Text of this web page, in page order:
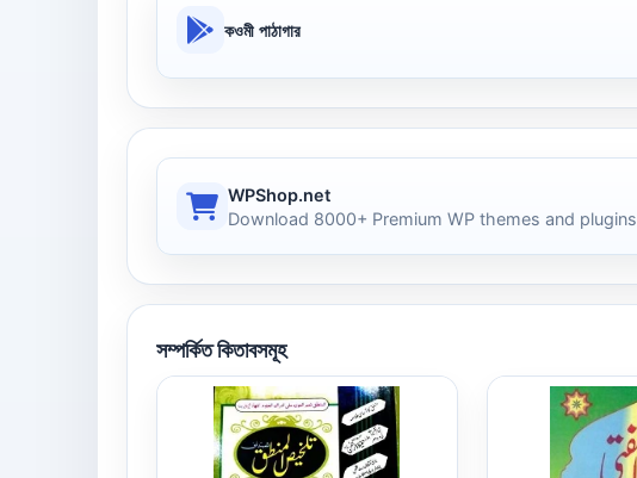
কওমী পাঠাগার
WPShop.net
Download 8000+ Premium WP themes and plugins
সম্পর্কিত কিতাবসমূহ